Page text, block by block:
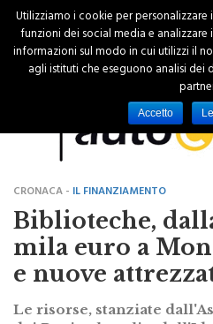
CRONACA -IL FINANZIAMENTO
Biblioteche,
mila euro a
e nuove
Utilizziamo i cookie per
funzioni dei social media e
informazioni sul modo in cui utilizzi il
agli istituti che eseguono analisi dei
Accetto